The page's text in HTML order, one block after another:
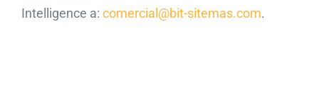
Intelligence a: comercial@bit-sitemas.com.